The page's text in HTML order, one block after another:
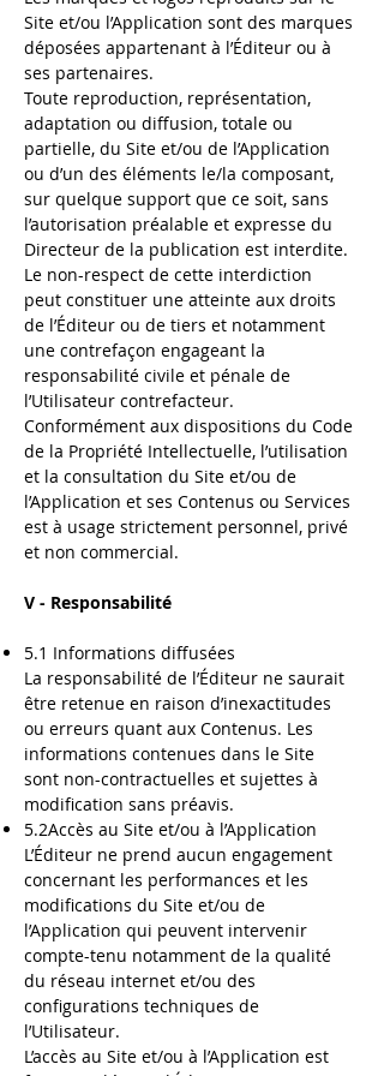
Site et/ou l’Application sont des marques
déposées appartenant à l’Éditeur ou à
ses partenaires.
Toute reproduction, représentation,
adaptation ou diffusion, totale ou
partielle, du Site et/ou de l’Application
ou d’un des éléments le/la composant,
sur quelque support que ce soit, sans
l’autorisation préalable et expresse du
Directeur de la publication est interdite.
Le non-respect de cette interdiction
peut constituer une atteinte aux droits
de l’Éditeur ou de tiers et notamment
une contrefaçon engageant la
responsabilité civile et pénale de
l’Utilisateur contrefacteur.
Conformément aux dispositions du Code
de la Propriété Intellectuelle, l’utilisation
et la consultation du Site et/ou de
l’Application et ses Contenus ou Services
est à usage strictement personnel, privé
et non commercial.
V - Responsabilité
5.1 Informations diffusées
La responsabilité de l’Éditeur ne saurait
être retenue en raison d’inexactitudes
ou erreurs quant aux Contenus. Les
informations contenues dans le Site
sont non-contractuelles et sujettes à
modification sans préavis.
5.2Accès au Site et/ou à l’Application
L’Éditeur ne prend aucun engagement
concernant les performances et les
modifications du Site et/ou de
l’Application qui peuvent intervenir
compte-tenu notamment de la qualité
du réseau internet et/ou des
configurations techniques de
l’Utilisateur.
L’accès au Site et/ou à l’Application est